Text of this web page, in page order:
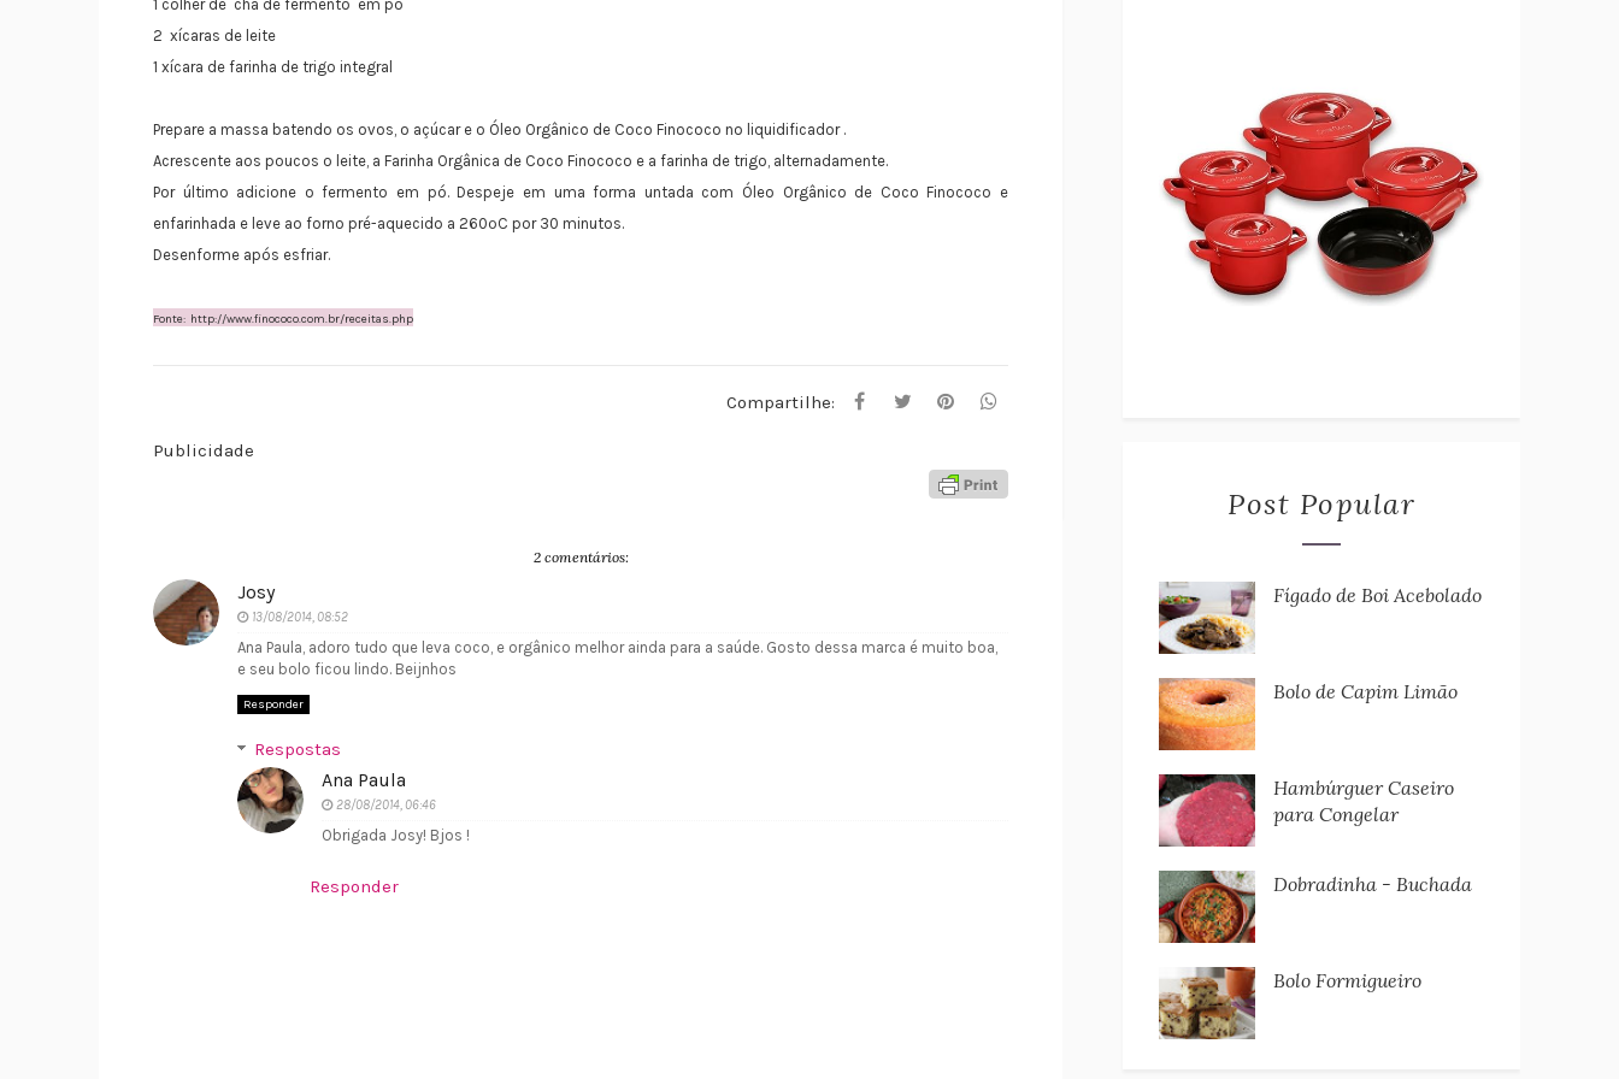
1 colher de chá de fermento em pó
2 xícaras de leite
1 xícara de farinha de trigo integral
Prepare a massa batendo os ovos, o açúcar e o Óleo Orgânico de Coco Finococo no liquidificador .
Acrescente aos poucos o leite, a Farinha Orgânica de Coco Finococo e a farinha de trigo, alternadamente.
Por último adicione o fermento em pó. Despeje em uma forma untada com Óleo Orgânico de Coco Finococo e
enfarinhada e leve ao forno pré-aquecido a 260ºC por 30 minutos.
Desenforme após esfriar.
Fonte: http://www.finococo.com.br/receitas.php
Compartilhe:
Publicidade
2 comentários:
Josy
13/08/2014, 08:52
Ana Paula, adoro tudo que leva coco, e orgânico melhor ainda para a saúde. Gosto dessa marca é muito boa,
e seu bolo ficou lindo. Beijnhos
Responder
Respostas
Ana Paula
28/08/2014, 06:46
Obrigada Josy! Bjos !
Responder
Post Popular
Fígado de Boi Acebolado
Bolo de Capim Limão
Hambúrguer Caseiro
para Congelar
Dobradinha - Buchada
Bolo Formigueiro